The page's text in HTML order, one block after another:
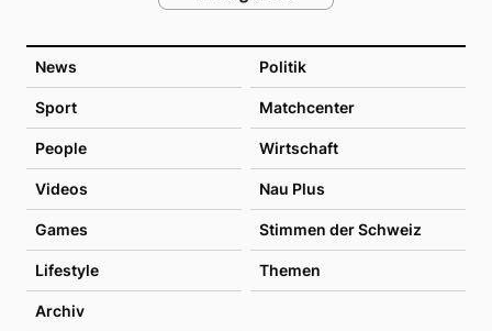
News Politik
Sport Matchcenter
People Wirtschaft
Videos Nau Plus
Games Stimmen der Schweiz
Lifestyle Themen
Archiv